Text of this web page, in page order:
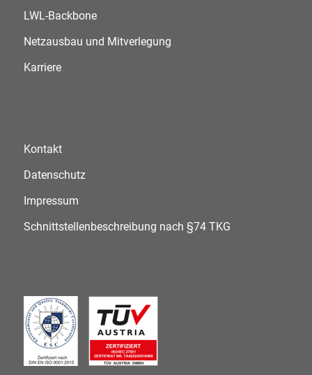
LWL-Backbone
Netzausbau und Mitverlegung
Karriere
Kontakt
Datenschutz
Impressum
Schnittstellenbeschreibung nach §74 TKG